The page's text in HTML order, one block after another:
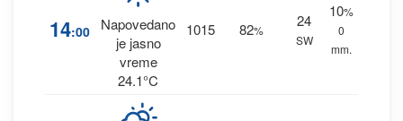
14:00
Napovedano
je jasno
vreme
24.1°C
1015 82%
24
SW
10%
0
mm.